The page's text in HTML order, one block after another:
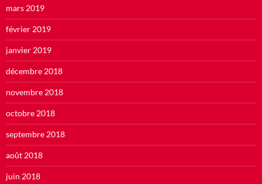
mars 2019
février 2019
janvier 2019
décembre 2018
novembre 2018
octobre 2018
septembre 2018
août 2018
juin 2018